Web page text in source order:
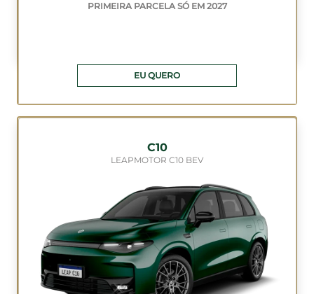
PRIMEIRA PARCELA SÓ EM 2027
EU QUERO
C10
LEAPMOTOR C10 BEV